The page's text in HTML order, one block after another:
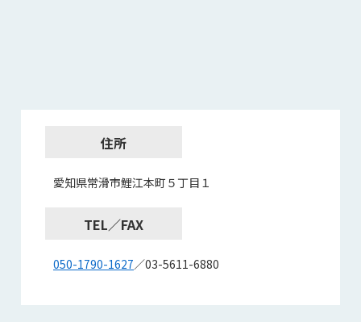
住所
愛知県常滑市鯉江本町５丁目１
TEL／FAX
050-1790-1627／03-5611-6880